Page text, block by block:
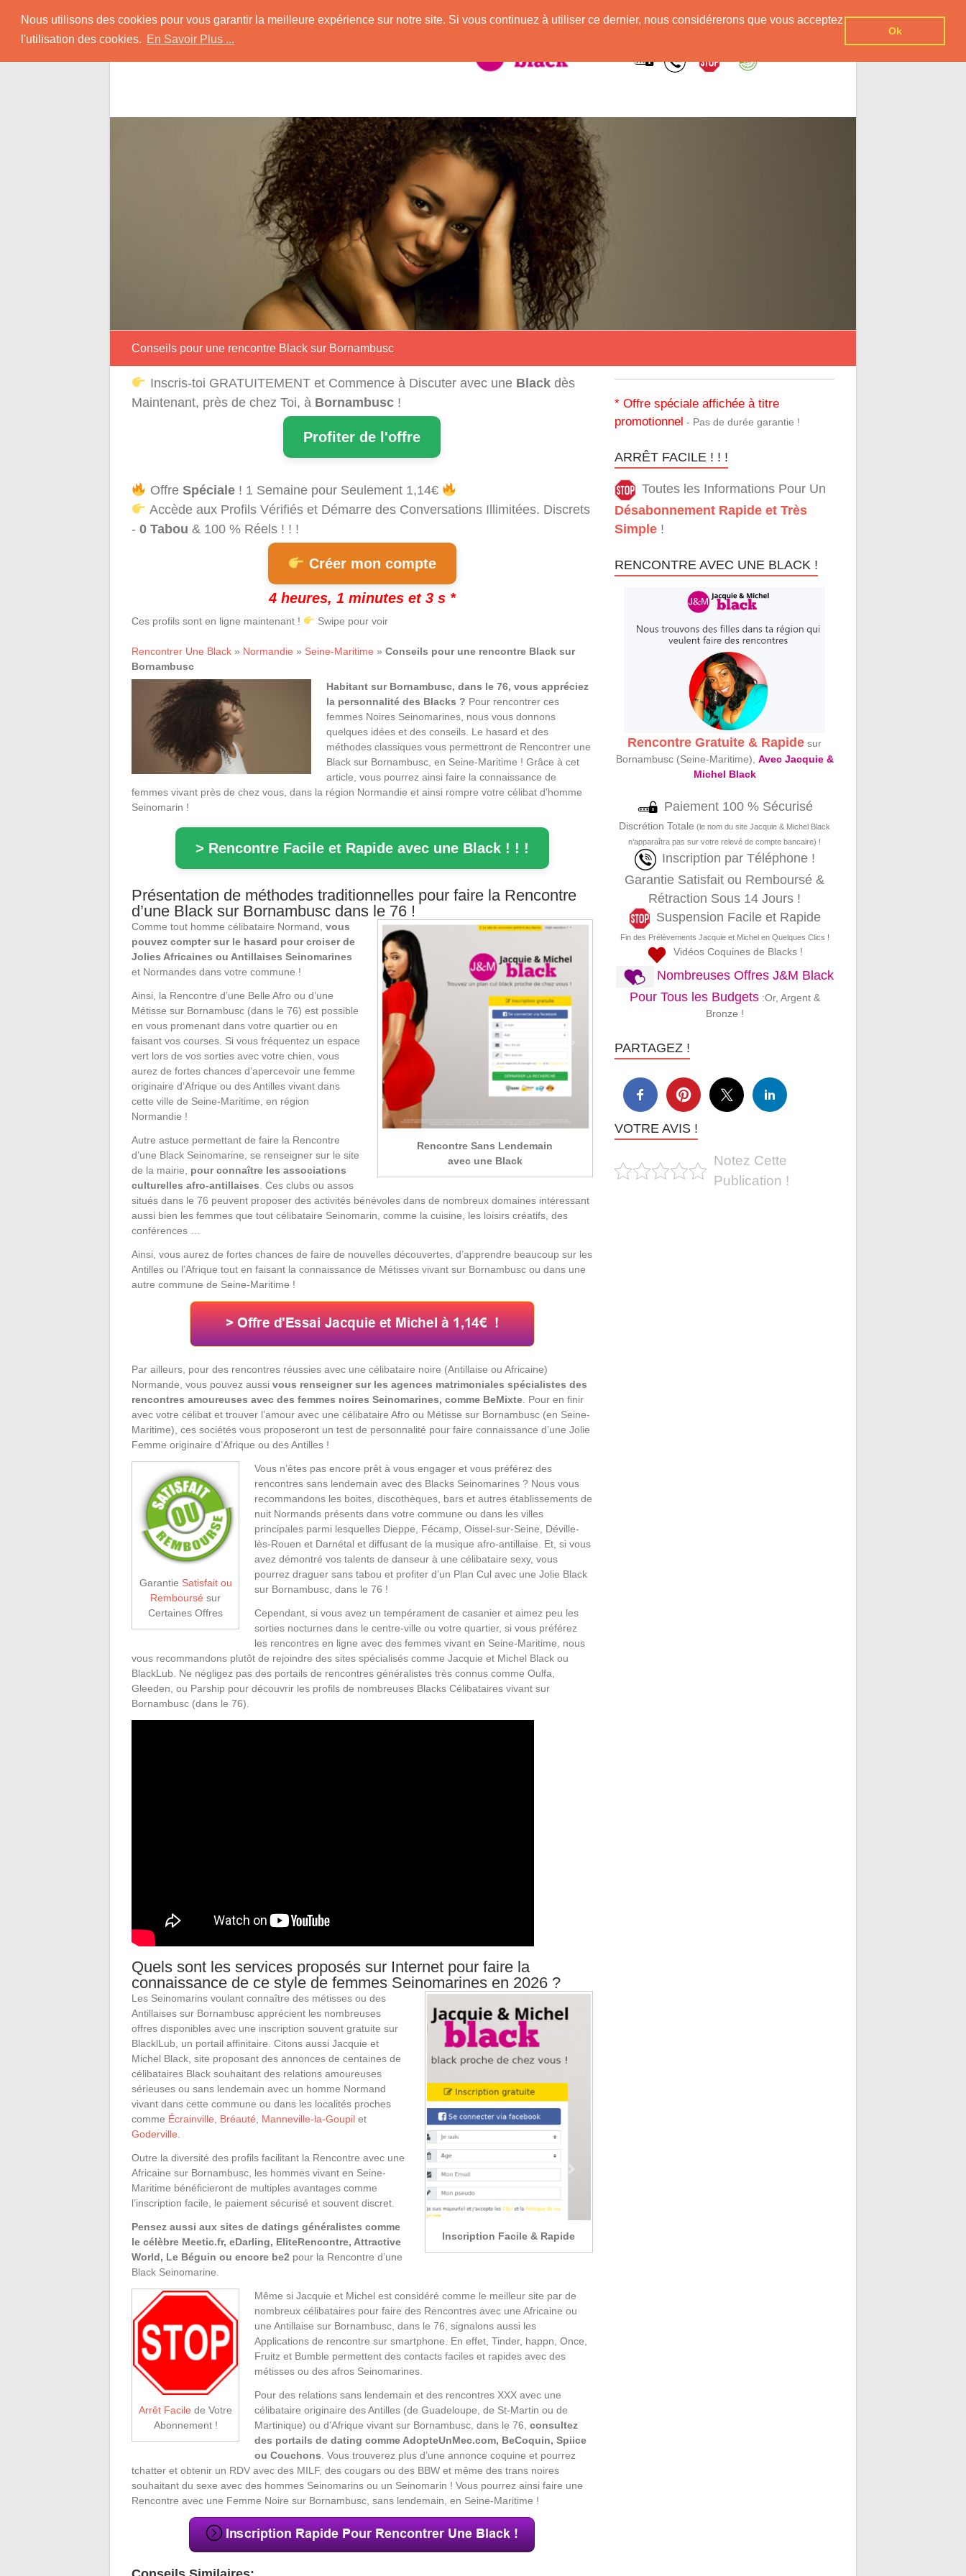
Nous utilisons des cookies pour vous garantir la meilleure expérience sur notre site. Si vous continuez à utiliser ce dernier, nous considérerons que vous acceptez
l'utilisation des cookies. En Savoir Plus ...
Ok
content
Rencontrer-Black
Conseils pour Rencontrer une Jolie Célibataire à la Peau Noire !
Conseils pour une rencontre Black sur Bornambusc
Inscris-toi GRATUITEMENT et Commence à Discuter avec une Blackdès
Maintenant, près de chez Toi, à Bornambusc !
Profiter de l'offre
Offre Spéciale! 1 Semaine pour Seulement 1,14€
Accède aux Profils Vérifiés et Démarre des Conversations Illimitées. Discrets
- 0 Tabou & 100 % Réels ! ! !
Créer mon compte
4 heures, 1 minutes et 2 s *
Ces profils sont en ligne maintenant ! Swipe pour voir
Rencontrer Une Black » Normandie » Seine-Maritime » Conseils pour une rencontre Black sur
Bornambusc
Habitant sur Bornambusc, dans le 76, vous appréciez
la personnalité des Blacks ? Pour rencontrer ces
femmes Noires Seinomarines, nous vous donnons
quelques idées et des conseils. Le hasard et des
méthodes classiques vous permettront de Rencontrer une
Black sur Bornambusc, en Seine-Maritime ! Grâce à cet
article, vous pourrez ainsi faire la connaissance de
femmes vivant près de chez vous, dans la région Normandie et ainsi rompre votre célibat d’homme
Seinomarin !
> Rencontre Facile et Rapide avec une Black ! ! !
Présentation de méthodes traditionnelles pour faire la Rencontre
d’une Black sur Bornambusc dans le 76 !
Rencontre Sans Lendemain
avec une Black
Comme tout homme célibataire Normand, vous
pouvez compter sur le hasard pour croiser de
Jolies Africaines ou Antillaises Seinomarines
et Normandes dans votre commune !
Ainsi, la Rencontre d’une Belle Afro ou d’une
Métisse sur Bornambusc (dans le 76) est possible
en vous promenant dans votre quartier ou en
faisant vos courses. Si vous fréquentez un espace
vert lors de vos sorties avec votre chien, vous
aurez de fortes chances d’apercevoir une femme
originaire d’Afrique ou des Antilles vivant dans
cette ville de Seine-Maritime, en région
Normandie !
Autre astuce permettant de faire la Rencontre
d’une Black Seinomarine, se renseigner sur le site
de la mairie, pour connaître les associations
culturelles afro-antillaises . Ces clubs ou assos
situés dans le 76 peuvent proposer des activités bénévoles dans de nombreux domaines intéressant
aussi bien les femmes que tout célibataire Seinomarin, comme la cuisine, les loisirs créatifs, des
conférences …
Ainsi, vous aurez de fortes chances de faire de nouvelles découvertes, d’apprendre beaucoup sur les
Antilles ou l’Afrique tout en faisant la connaissance de Métisses vivant sur Bornambusc ou dans une
autre commune de Seine-Maritime !
Par ailleurs, pour des rencontres réussies avec une célibataire noire (Antillaise ou Africaine)
Normande, vous pouvez aussi vous renseigner sur les agences matrimoniales spécialistes des
rencontres amoureuses avec des femmes noires Seinomarines, comme BeMixte . Pour en finir
avec votre célibat et trouver l’amour avec une célibataire Afro ou Métisse sur Bornambusc (en Seine-
Maritime), ces sociétés vous proposeront un test de personnalité pour faire connaissance d’une Jolie
Femme originaire d’Afrique ou des Antilles !
Garantie Satisfait ou
Remboursé sur
Certaines Offres
Vous n’êtes pas encore prêt à vous engager et vous préférez des
rencontres sans lendemain avec des Blacks Seinomarines ? Nous vous
recommandons les boites, discothèques, bars et autres établissements de
nuit Normands présents dans votre commune ou dans les villes
principales parmi lesquelles Dieppe, Fécamp, Oissel-sur-Seine, Déville-
lès-Rouen et Darnétal et diffusant de la musique afro-antillaise. Et, si vous
avez démontré vos talents de danseur à une célibataire sexy, vous
pourrez draguer sans tabou et profiter d’un Plan Cul avec une Jolie Black
sur Bornambusc, dans le 76 !
Cependant, si vous avez un tempérament de casanier et aimez peu les
sorties nocturnes dans le centre-ville ou votre quartier, si vous préférez
les rencontres en ligne avec des femmes vivant en Seine-Maritime, nous
vous recommandons plutôt de rejoindre des sites spécialisés comme Jacquie et Michel Black ou
BlackLub. Ne négligez pas des portails de rencontres généralistes très connus comme Oulfa,
Gleeden, ou Parship pour découvrir les profils de nombreuses Blacks Célibataires vivant sur
Bornambusc (dans le 76).
Quels sont les services proposés sur Internet pour faire la
connaissance de ce style de femmes Seinomarines en 2026 ?
Inscription Facile & Rapide
Les Seinomarins voulant connaître des métisses ou des
Antillaises sur Bornambusc apprécient les nombreuses
offres disponibles avec une inscription souvent gratuite sur
BlacklLub, un portail affinitaire. Citons aussi Jacquie et
Michel Black, site proposant des annonces de centaines de
célibataires Black souhaitant des relations amoureuses
sérieuses ou sans lendemain avec un homme Normand
vivant dans cette commune ou dans les localités proches
comme Écrainville Bréauté Manneville-la-Goupil et
Goderville
Outre la diversité des profils facilitant la Rencontre avec une
Africaine sur Bornambusc, les hommes vivant en Seine-
Maritime bénéficieront de multiples avantages comme
l’inscription facile, le paiement sécurisé et souvent discret.
Pensez aussi aux sites de datings généralistes comme
le célèbre Meetic.fr, eDarling, EliteRencontre, Attractive
World, Le Béguin ou encore be2 pour la Rencontre d’une
Black Seinomarine.
Arrêt Facile de Votre
Abonnement !
Même si Jacquie et Michel est considéré comme le meilleur site par de
nombreux célibataires pour faire des Rencontres avec une Africaine ou
une Antillaise sur Bornambusc, dans le 76, signalons aussi les
Applications de rencontre sur smartphone. En effet, Tinder, happn, Once,
Fruitz et Bumble permettent des contacts faciles et rapides avec des
métisses ou des afros Seinomarines.
Pour des relations sans lendemain et des rencontres XXX avec une
célibataire originaire des Antilles (de Guadeloupe, de St-Martin ou de
Martinique) ou d’Afrique vivant sur Bornambusc, dans le 76, consultez
des portails de dating comme AdopteUnMec.com, BeCoquin, Spiice
ou Couchons . Vous trouverez plus d’une annonce coquine et pourrez
tchatter et obtenir un RDV avec des MILF, des cougars ou des BBW et même des trans noires
souhaitant du sexe avec des hommes Seinomarins ou un Seinomarin ! Vous pourrez ainsi faire une
Rencontre avec une Femme Noire sur Bornambusc, sans lendemain, en Seine-Maritime !
* Offre spéciale affichée à titre
promotionnel - Pas de durée garantie !
ARRÊT FACILE ! ! !
Toutes les Informations Pour Un
Désabonnement Rapide et Très
Simple !
RENCONTRE AVEC UNE BLACK !
Rencontre Gratuite & Rapide sur
Bornambusc (Seine-Maritime), Avec Jacquie &
Michel Black
Paiement 100 % Sécurisé
Discrétion Totale (le nom du site Jacquie & Michel Black
n’apparaîtra pas sur votre relevé de compte bancaire) !
Inscription par Téléphone !
Garantie Satisfait ou Remboursé &
Rétraction Sous 14 Jours !
Suspension Facile et Rapide
Fin des Prélèvements Jacquie et Michel en Quelques Clics !
Vidéos Coquines de Blacks !
Nombreuses Offres J&M Black
Pour Tous les Budgets:Or, Argent &
Bronze !
PARTAGEZ !
VOTRE AVIS !
Notez Cette
Publication !